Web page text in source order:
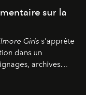
sur la
Girls s'apprête
dans un
archives